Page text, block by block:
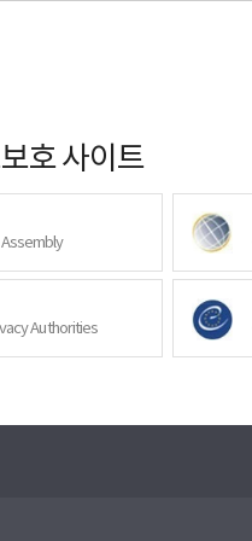
호 사이트
Authorities